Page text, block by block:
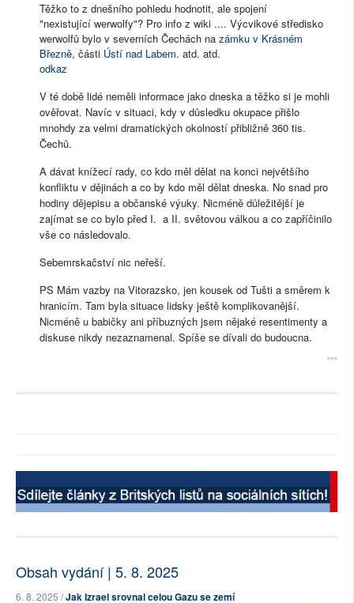
Těžko to z dnešního pohledu hodnotit, ale spojení
"nexistující werwolfy"? Pro info z wiki .... Výcvikové středisko
werwolfů bylo v severních Čechách na zámku v Krásném
Březně, části Ústí nad Labem. atd. atd.
odkaz
V té době lidé neměli informace jako dneska a těžko si je mohli
ověřovat. Navíc v situaci, kdy v důsledku okupace přišlo
mnohdy za velmi dramatických okolností přibližně 360 tis.
Čechů.
A dávat knížecí rady, co kdo měl dělat na konci největšího
konfliktu v dějinách a co by kdo měl dělat dneska. No snad pro
hodiny dějepisu a občanské výuky. Nicméně důležitější je
zajímat se co bylo před I. a II. světovou válkou a co zapříčinilo
vše co následovalo.
Sebemrskačství nic neřeší.
PS Mám vazby na Vitorazsko, jen kousek od Tušti a směrem k
hranicím. Tam byla situace lidsky ještě komplikovanější.
Nicméně u babičky ani příbuzných jsem nějaké resentimenty a
diskuse nikdy nezaznamenal. Spíše se dívali do budoucna.
Obsah vydání | 5. 8. 2025
6. 8. 2025 /Jak Izrael srovnal celou Gazu se zemí